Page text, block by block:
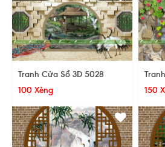
Tranh Cửa Sổ 3D 5028
100 Xèng
150